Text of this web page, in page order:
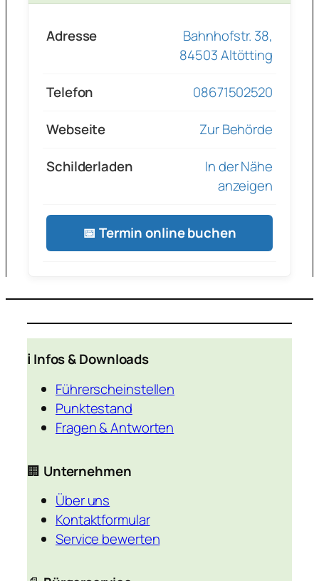
Adresse
Bahnhofstr. 38,
84503 Altötting
Telefon
08671502520
Webseite
Zur Behörde
Schilderladen
In der Nähe
anzeigen
📅 Termin online buchen
ℹ️ Infos & Downloads
Führerscheinstellen
Punktestand
Fragen & Antworten
🏢 Unternehmen
Über uns
Kontaktformular
Service bewerten